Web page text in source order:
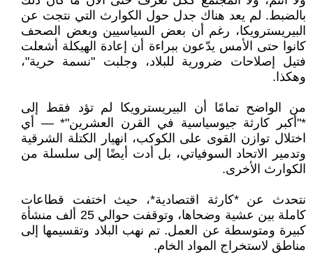
بالضبط. لم يعد هناك جدل حول الكوارث التي نتجت عن
البيريسترويكا، رغم أن بعض السياسيين وبعض الصحف
كانوا حتى الأمس يدّعون ببراءة أن إعادة الهيكلة أشعلت
فتيل إصلاحات ضرورية للبلاد، وجلبت "نسمة حرية"،
وهكذا.
من الواضح تمامًا أن البيريسترويكا لم تؤد فقط إلى
*"أكبر كارثة جيوسياسية في القرن العشرين"* — أي
اختلال توازن القوى على الكوكب، انهيار الكتلة الشرقية
وتدمير الاتحاد السوفياتي، بل أدت أيضًا إلى سلسلة من
الكوارث الأخرى.
نتحدث عن *كارثة اقتصادية*، حيث اختفت قطاعات
كاملة بين عشية وضحاها، وتوقفت حوالي 25 ألف منشأة
كبيرة ومتوسطة عن العمل. تم نهب البلاد وتقسيمها إلى
مناطق لاستخراج المواد الخام.